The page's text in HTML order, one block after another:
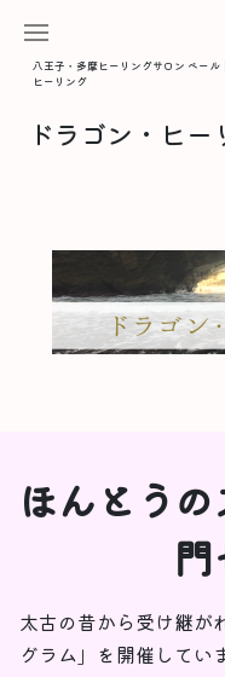
八王子・多摩ヒーリングサロン ベール
ヒーリング
ドラゴン・ヒー
ほんとう
太古の昔から受け継が
グラム」を開催してい